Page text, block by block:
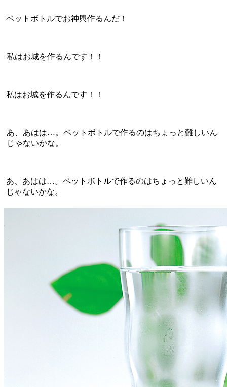
ペットボトルでお神輿作るんだ！
私はお城を作るんです！！
私はお城を作るんです！！
あ、あはは…。ペットボトルで作るのはちょっと難しいん
じゃないかな。
あ、あはは…。ペットボトルで作るのはちょっと難しいん
じゃないかな。